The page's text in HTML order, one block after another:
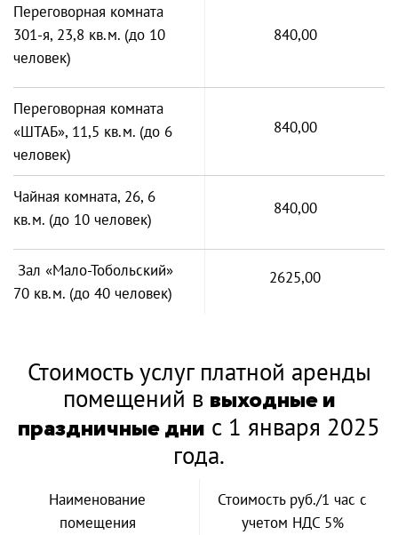
Переговорная комната
301-я, 23,8 кв.м. (до 10
человек)
840,00
Переговорная комната
«ШТАБ», 11,5 кв.м. (до 6
человек)
840,00
Чайная комната, 26, 6
кв.м. (до 10 человек)
840,00
Зал «Мало-Тобольский»
70 кв.м. (до 40 человек)
2625,00
Стоимость услуг платной аренды
помещений в выходные и
праздничные дни с 1 января 2025
года.
Наименование
помещения
Стоимость руб./1 час с
учетом НДС 5%